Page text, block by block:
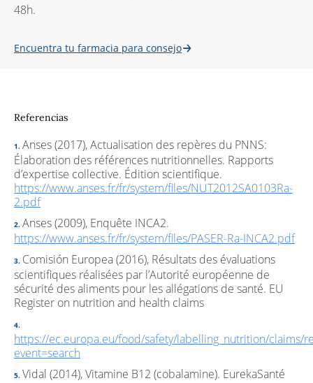
48h.
Encuentra tu farmacia para consejo
Referencias
Anses (2017), Actualisation des repères du PNNS:
Élaboration des références nutritionnelles. Rapports
d’expertise collective. Édition scientifique.
https://www.anses.fr/fr/system/files/NUT2012SA0103Ra-
2.pdf
Anses (2009), Enquête INCA2.
https://www.anses.fr/fr/system/files/PASER-Ra-INCA2.pdf
Comisión Europea (2016), Résultats des évaluations
scientifiques réalisées par l’Autorité européenne de
sécurité des aliments pour les allégations de santé. EU
Register on nutrition and health claims
https://ec.europa.eu/food/safety/labelling_nutrition/claims/
event=search
Vidal (2014), Vitamine B12 (cobalamine). EurekaSanté